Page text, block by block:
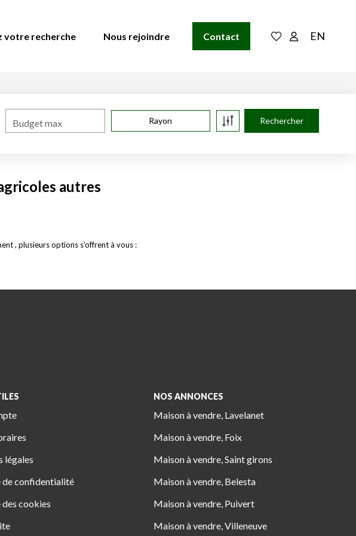
votre recherche Nous rejoindre Contact EN
Budget max Rayon
autres
, plusieurs options s'offrent à vous :
légales
de confidentialité
cookies
NOS ANNONCES
Maison à vendre, Lavelanet
Maison à vendre, Foix
Maison à vendre, Saint girons
Maison à vendre, Belesta
Maison à vendre, Puivert
Maison à vendre, Villeneuve